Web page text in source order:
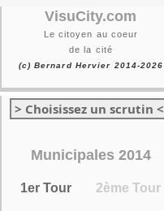
VisuCity.com
Le citoyen au coeur
de la cité
(c) Bernard Hervier 2014-2026
> Choisissez un scrutin <
Municipales 2014
1er Tour 2ème Tour